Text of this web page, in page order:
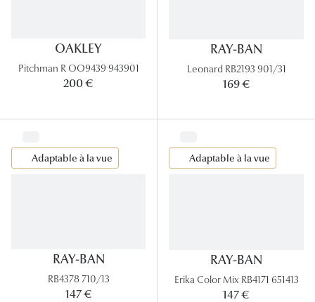
Comment
Voir tous
Nos
OAKLEY
Pitchman R OO9439 943901
200 €
RAY-BAN
Leonard RB2193 901/31
169 €
Adaptable à la vue
RAY-BAN
RB4378 710/13
147 €
Adaptable à la vue
RAY-BAN
Erika Color Mix RB4171 651413
147 €